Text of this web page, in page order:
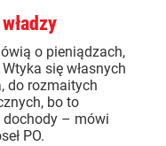
o pieniądzach,
się własnych
do rozmaitych
bo to
– mówi
PO.